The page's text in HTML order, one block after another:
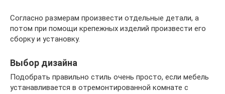
Согласно размерам произвести отдельные детали, а
потом при помощи крепежных изделий произвести его
сборку и установку.
Выбор дизайна
Подобрать правильно стиль очень просто, если мебель
устанавливается в отремонтированной комнате с